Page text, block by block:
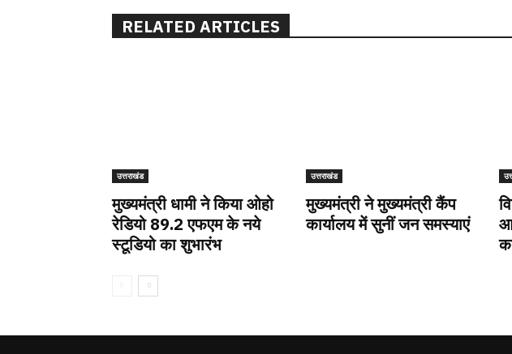
RELATED ARTICLES
उत्तराखंड
मुख्यमंत्री धामी ने किया ओहो
रेडियो 89.2 एफएम के नये
स्टूडियो का शुभारंभ
उत्तराखंड
मुख्यमंत्री ने मुख्यमंत्री कैंप
कार्यालय में सुनीं जन समस्याएं